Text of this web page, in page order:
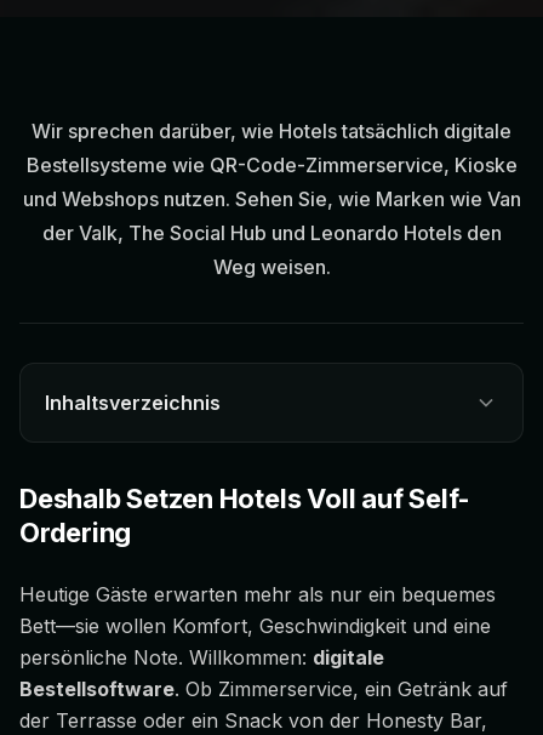
Wir sprechen darüber, wie Hotels tatsächlich digitale
Bestellsysteme wie QR-Code-Zimmerservice, Kioske
und Webshops nutzen. Sehen Sie, wie Marken wie Van
der Valk, The Social Hub und Leonardo Hotels den
Weg weisen.
Inhaltsverzeichnis
Deshalb Setzen Hotels Voll auf Self-
Ordering
Heutige Gäste erwarten mehr als nur ein bequemes
Bett—sie wollen Komfort, Geschwindigkeit und eine
persönliche Note. Willkommen: digitale
Bestellsoftware. Ob Zimmerservice, ein Getränk auf
der Terrasse oder ein Snack von der Honesty Bar,